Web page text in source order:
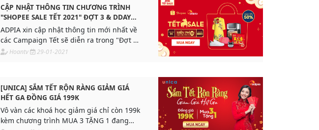
CẬP NHẬT THÔNG TIN CHƯƠNG TRÌNH
"SHOPEE SALE TẾT 2021" ĐỢT 3 & DDAY
02/02
ADPIA xin cập nhật thông tin mới nhất về
các Campaign Tết sẽ diễn ra trong "Đợt 3
- Cơ hội cuối" trên sàn Shopee, vui lòng
Hoantv 29-01-2021
[UNICA] SẮM TẾT RỘN RÀNG GIẢM GIÁ
HẾT GA ĐỒNG GIÁ 199K
Vô vàn các khoá học giảm giá chỉ còn 199k
kèm chương trình MUA 3 TẶNG 1 đang